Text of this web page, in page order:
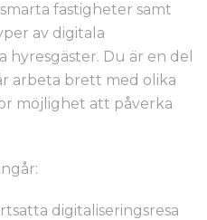
fastigheter samt
av digitala
hyresgäster. Du är en del
arbeta brett med olika
möjlighet att påverka
digitaliseringsresa